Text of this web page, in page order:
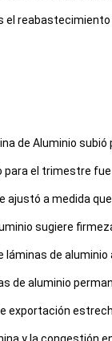
el
de Aluminio subió
para el trimestre
ajustó a medida
sugiere
de
de aluminio